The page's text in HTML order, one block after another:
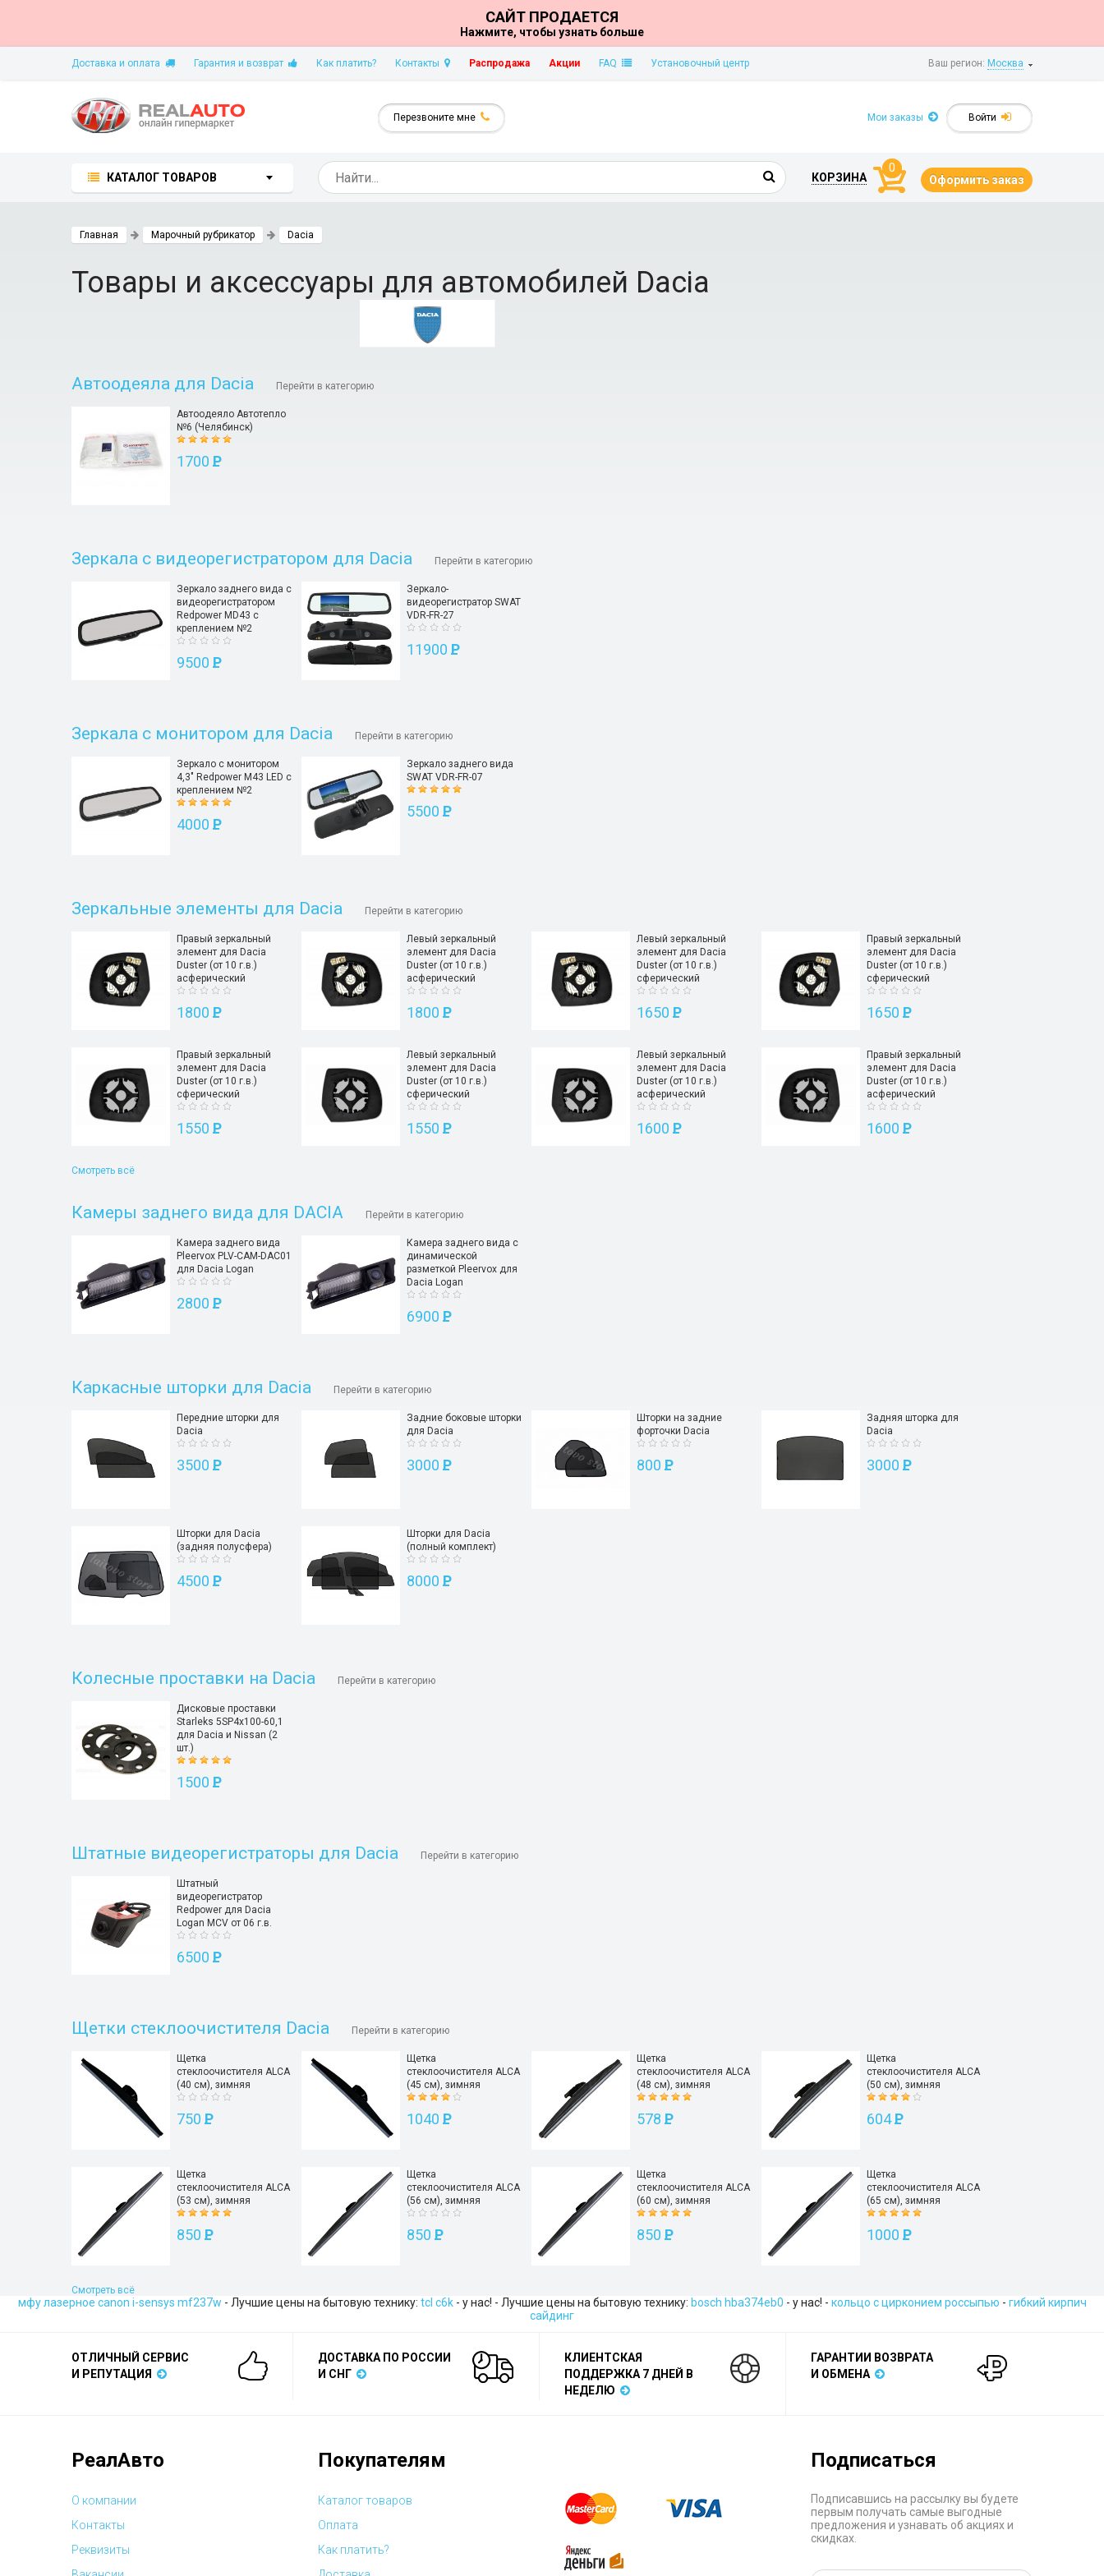
САЙТ ПРОДАЕТСЯ
Нажмите, чтобы узнать больше
Ваш регион: Москва
Доставка и оплата Гарантия и возврат Как платить? Контакты Распродажа Акции FAQ Установочный центр
Перезвоните мне Войти
Мои заказы
КАТАЛОГ ТОВАРОВ КОРЗИНА
0
Оформить заказ
Главная Марочный рубрикатор Dacia
Товары и аксессуары для автомобилей Dacia
Автоодеяла для Dacia Перейти в категорию
Автоодеяло Автотепло
№6 (Челябинск)
1700 P
Зеркала с видеорегистратором для Dacia Перейти в категорию
Зеркало заднего вида с
видеорегистратором
Redpower MD43 с
креплением №2
9500 P
Зеркало-
видеорегистратор SWAT
VDR-FR-27
11900 P
Зеркала с монитором для Dacia Перейти в категорию
Зеркало с монитором
4,3" Redpower M43 LED с
креплением №2
4000 P
Зеркало заднего вида
SWAT VDR-FR-07
5500 P
Зеркальные элементы для Dacia Перейти в категорию
Правый зеркальный
элемент для Dacia
Duster (от 10 г.в.)
асферический
1800 P
Левый зеркальный
элемент для Dacia
Duster (от 10 г.в.)
асферический
1800 P
Левый зеркальный
элемент для Dacia
Duster (от 10 г.в.)
сферический
1650 P
Правый зеркальный
элемент для Dacia
Duster (от 10 г.в.)
сферический
1650 P
Правый зеркальный
элемент для Dacia
Duster (от 10 г.в.)
сферический
1550 P
Левый зеркальный
элемент для Dacia
Duster (от 10 г.в.)
сферический
1550 P
Левый зеркальный
элемент для Dacia
Duster (от 10 г.в.)
асферический
1600 P
Правый зеркальный
элемент для Dacia
Duster (от 10 г.в.)
асферический
1600 P
Смотреть всё
Камеры заднего вида для DACIA Перейти в категорию
Камера заднего вида
Pleervox PLV-CAM-DAC01
для Dacia Logan
2800 P
Камера заднего вида с
динамической
разметкой Pleervox для
Dacia Logan
6900 P
Каркасные шторки для Dacia Перейти в категорию
Передние шторки для
Dacia
3500 P
Задние боковые шторки
для Dacia
3000 P
Шторки на задние
форточки Dacia
800 P
Задняя шторка для
Dacia
3000 P
Шторки для Dacia
(задняя полусфера)
4500 P
Шторки для Dacia
(полный комплект)
8000 P
Колесные проставки на Dacia Перейти в категорию
Дисковые проставки
Starleks 5SP4х100-60,1
для Dacia и Nissan (2
шт.)
1500 P
Штатные видеорегистраторы для Dacia Перейти в категорию
Штатный
видеорегистратор
Redpower для Dacia
Logan MCV от 06 г.в.
6500 P
Щетки стеклоочистителя Dacia Перейти в категорию
Щетка
стеклоочистителя ALCA
(40 см), зимняя
750 P
Щетка
стеклоочистителя ALCA
(45 см), зимняя
1040 P
Щетка
стеклоочистителя ALCA
(48 см), зимняя
578 P
Щетка
стеклоочистителя ALCA
(50 см), зимняя
604P
Щетка
стеклоочистителя ALCA
(53 см), зимняя
850 P
Щетка
стеклоочистителя ALCA
(56 см), зимняя
850 P
Щетка
стеклоочистителя ALCA
(60 см), зимняя
850 P
Щетка
стеклоочистителя ALCA
(65 см), зимняя
1000 P
Смотреть всё
мфу лазерное canon i-sensys mf237w - Лучшие цены на бытовую технику: tcl c6k- у нас! - Лучшие цены на бытовую технику: bosch hba374eb0 - у нас! - кольцо с цирконием россыпью - гибкий кирпич
сайдинг
ОТЛИЧНЫЙ СЕРВИС
И РЕПУТАЦИЯ
ДОСТАВКА ПО РОССИИ
И СНГ
КЛИЕНТСКАЯ
ПОДДЕРЖКА 7 ДНЕЙ В
НЕДЕЛЮ
ГАРАНТИИ ВОЗВРАТА
И ОБМЕНА
РеалАвто
О компании
Контакты
Реквизиты
Покупателям
Каталог товаров
Оплата
Как платить?
Подписаться
Подписавшись на рассылку вы будете
первым получать самые выгодные
предложения и узнавать об акциях и
скидках.